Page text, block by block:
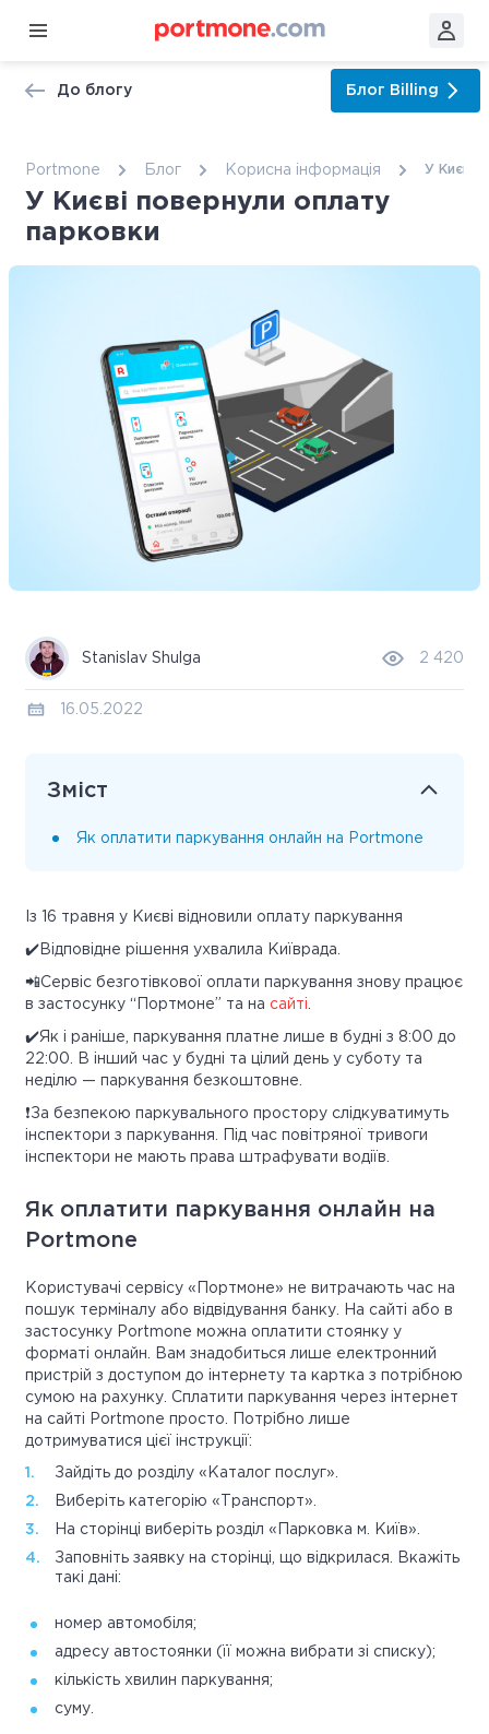
До блогу Блог Billing
Portmone Блог Корисна інформація У Києві
У Києві повернули оплату
парковки
Stanislav Shulga 2 420
16.05.2022
Зміст
Як оплатити паркування онлайн на Portmone
Із 16 травня у Києві відновили оплату паркування
✔️Відповідне рішення ухвалила Київрада.
📲Сервіс безготівкової оплати паркування знову працює
в застосунку “Портмоне” та на сайті
✔️Як і раніше, паркування платне лише в будні з 8:00 до
22:00. В інший час у будні та цілий день у суботу та
неділю — паркування безкоштовне.
❗️За безпекою паркувального простору слідкуватимуть
інспектори з паркування. Під час повітряної тривоги
інспектори не мають права штрафувати водіїв.
Як оплатити паркування онлайн на
Portmone
Користувачі сервісу «Портмоне» не витрачають час на
пошук терміналу або відвідування банку. На сайті або в
застосунку Portmone можна оплатити стоянку у
форматі онлайн. Вам знадобиться лише електронний
пристрій з доступом до інтернету та картка з потрібною
сумою на рахунку. Сплатити паркування через інтернет
на сайті Portmone просто. Потрібно лише
дотримуватися цієї інструкції:
Зайдіть до розділу «Каталог послуг».
Виберіть категорію «Транспорт».
На сторінці виберіть розділ «Парковка м. Київ».
Заповніть заявку на сторінці, що відкрилася. Вкажіть
такі дані:
номер автомобіля;
адресу автостоянки (її можна вибрати зі списку);
кількість хвилин паркування;
суму.